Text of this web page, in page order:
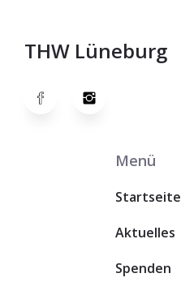
THW Lüneburg
Menü
Startseite
Aktuelles
Spenden